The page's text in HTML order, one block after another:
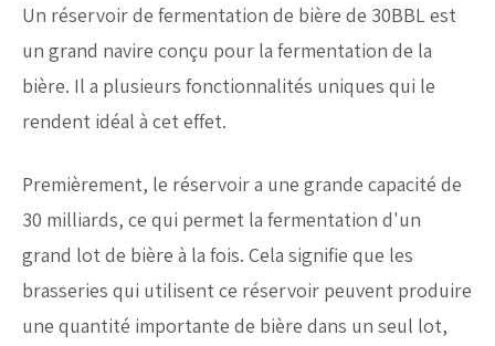
Un réservoir de fermentation de bière de 30BBL est
un grand navire conçu pour la fermentation de la
bière. Il a plusieurs fonctionnalités uniques qui le
rendent idéal à cet effet.
Premièrement, le réservoir a une grande capacité de
30 milliards, ce qui permet la fermentation d'un
grand lot de bière à la fois. Cela signifie que les
brasseries qui utilisent ce réservoir peuvent produire
une quantité importante de bière dans un seul lot,